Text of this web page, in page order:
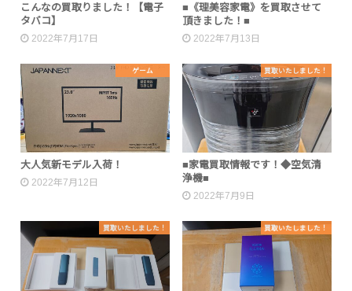
こんなの買取りました！【電子
タバコ】
2022年7月17日
■《理美容家電》を買取させて
頂きました！■
2022年7月13日
ゲーム
大人気新モデル入荷！
2022年7月12日
買取いたしました！
■家電買取情報です！◆空気清
浄機■
2022年7月9日
買取いたしました！ 買取いたしました！